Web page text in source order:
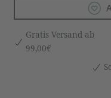
Gratis Versand ab
99,00€